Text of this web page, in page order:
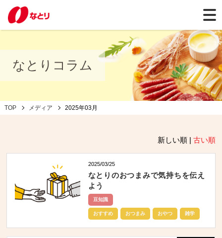
なとりコラム
TOP メディア 2025年03月
新しい順 | 古い順
2025/03/25
なとりのおつまみで気持ちを伝え
よう
豆知識
おすすめ おつまみ おやつ 雑学